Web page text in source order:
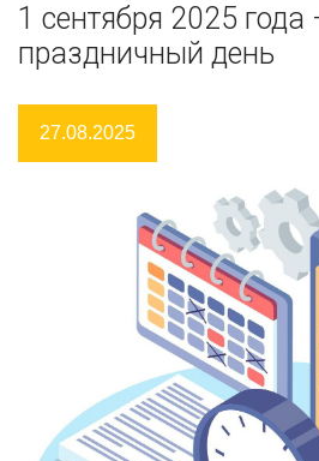
1 сентября 2025 года
праздничный день
27.08.2025